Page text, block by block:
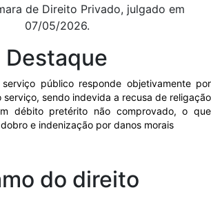
de Direito Privado, julgado em
07/05/2026.
Destaque
público responde objetivamente por
sendo indevida a recusa de religação
débito pretérito não comprovado, o que
e indenização por danos morais
do direito